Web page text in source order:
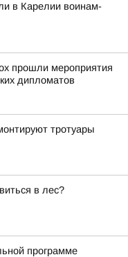
в Карелии воинам-
прошли мероприятия
дипломатов
тротуары
в лес?
программе